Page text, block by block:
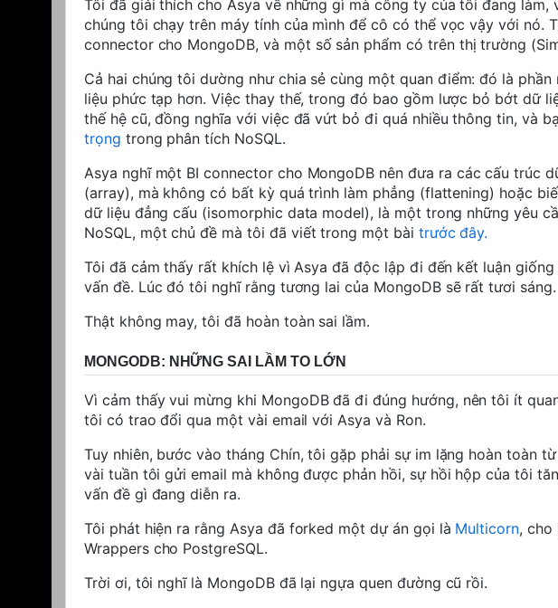
Tôi đã giải thích cho Asya về những gì mà công ty của tôi đang làm,
chúng tôi chạy trên máy tính của mình để cô có thể vọc vậy với nó.
connector cho MongoDB, và một số sản phẩm có trên thị trường
Cả hai chúng tôi dường như chia sẻ cùng một quan điểm: đó là
liệu phức tạp hơn. Việc thay thế, trong đó bao gồm lược bỏ bớt dữ
thế hệ cũ, đồng nghĩa với việc đã vứt bỏ đi quá nhiều thông tin, và
trọng trong phân tích NoSQL.
Asya nghĩ một BI connector cho MongoDB nên đưa ra các cấu trúc
(array), mà không có bất kỳ quá trình làm phẳng (flattening) hoặc
dữ liệu đẳng cấu (isomorphic data model), là một trong những yêu
NoSQL, một chủ đề mà tôi đã viết trong một bài trước đây.
Tôi đã cảm thấy rất khích lệ vì Asya đã độc lập đi đến kết luận
vấn đề. Lúc đó tôi nghĩ rằng tương lai của MongoDB sẽ rất tươi sáng.
Thật không may, tôi đã hoàn toàn sai lầm.
MONGODB: NHỮNG SAI LẦM TO LỚN
Vì cảm thấy vui mừng khi MongoDB đã đi đúng hướng, nên tôi ít
tôi có trao đổi qua một vài email với Asya và Ron.
Tuy nhiên, bước vào tháng Chín, tôi gặp phải sự im lặng hoàn toàn
vài tuần tôi gửi email mà không được phản hồi, sự hồi hộp của tôi
vấn đề gì đang diễn ra.
Tôi phát hiện ra rằng Asya đã forked một dự án gọi là Multicorn, cho
Wrappers cho PostgreSQL.
Trời ơi, tôi nghĩ là MongoDB đã lại ngựa quen đường cũ rồi.